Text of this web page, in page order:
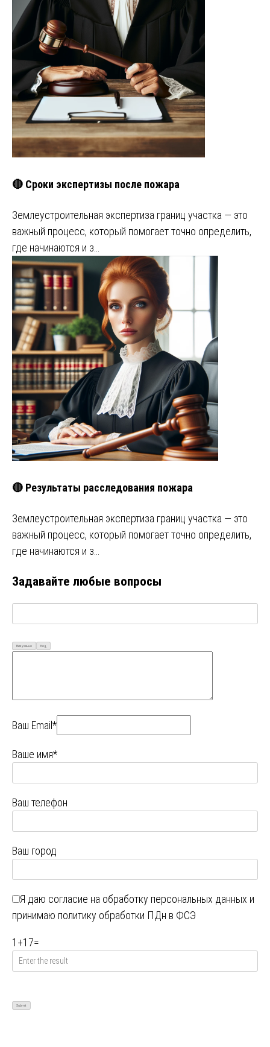
🔴 Сроки экспертизы после пожара
Землеустроительная экспертиза границ участка — это
важный процесс, который помогает точно определить,
где начинаются и з…
🔴 Результаты расследования пожара
Землеустроительная экспертиза границ участка — это
важный процесс, который помогает точно определить,
где начинаются и з…
Задавайте любые вопросы
Визуально Код
Ваш Email*
Ваше имя*
Ваш телефон
Ваш город
Я даю согласие на обработку персональных данных и
принимаю политику обработки ПДн в ФСЭ
1 +17=